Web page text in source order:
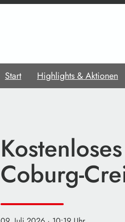
Start Highlights & Aktionen
Coburg-